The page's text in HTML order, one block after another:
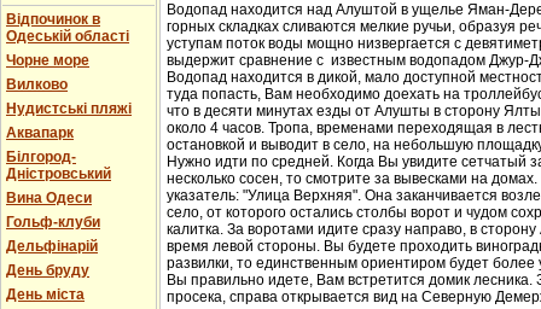
Відпочинок в
Одеській області
Чорне море
Вилково
Нудистські пляжі
Аквапарк
Білгород-
Дністровський
Вина Одеси
Гольф-клуби
Дельфінарій
День бруду
День міста
Водопад находится над Алуштой в ущелье Яман-
горных складках сливаются мелкие ручьи, образуя
уступам поток воды мощно низвергается с
выдержит сравнение с известным водопадом Джур-
Водопад находится в дикой, мало доступной
туда попасть, Вам необходимо доехать на
что в десяти минутах езды от Алушты в сторону
около 4 часов. Тропа, временами переходящая в
остановкой и выводит в село, на небольшую
Нужно идти по средней. Когда Вы увидите сетчатый
несколько сосен, то смотрите за вывесками на
указатель: "Улица Верхняя". Она заканчивается
село, от которого остались столбы ворот и чудом
калитка. За воротами идите сразу направо, в
время левой стороны. Вы будете проходить
развилки, то единственным ориентиром будет более
Вы правильно идете, Вам встретится домик лесника.
просека, справа открывается вид на Северную